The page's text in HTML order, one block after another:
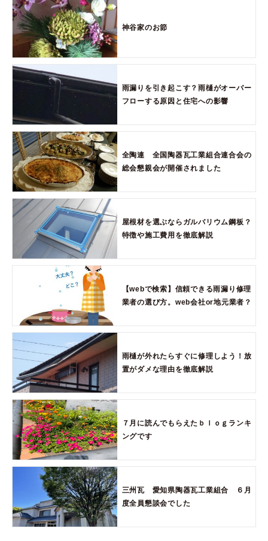
神谷家のお節
雨漏りを引き起こす？雨樋がオーバー
フローする原因と住宅への影響
全陶連 全国陶器瓦工業組合連合会の
総会懇親会が開催されました
屋根材を選ぶならガルバリウム鋼板？
特徴や施工費用を徹底解説
【webで検索】信頼できる雨漏り修理
業者の選び方。web会社or地元業者？
雨樋が外れたらすぐに修理しよう！放
置がダメな理由を徹底解説
７月に読んでもらえたｂｌｏｇランキ
ングです
三州瓦 愛知県陶器瓦工業組合 ６月
度全員懇談会でした